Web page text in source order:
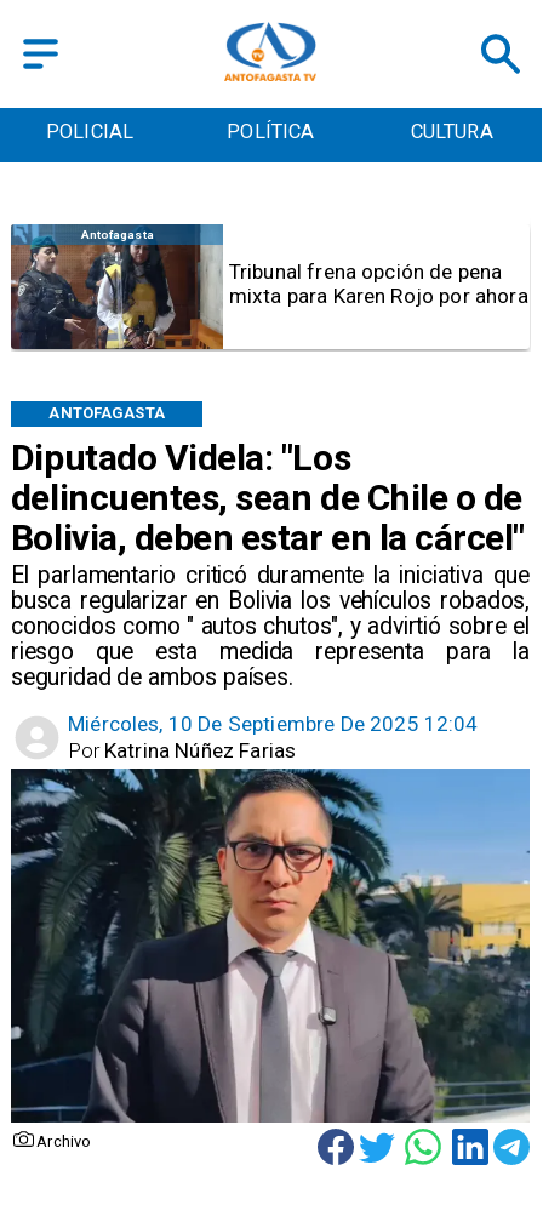
POLICIAL POLÍTICA CULTURA
Diputado Videla: "Los
delincuentes, sean de Chile o de
Bolivia, deben estar en la cárcel"
​El parlamentario criticó duramente la iniciativa que
busca regularizar en Bolivia los vehículos robados,
conocidos como " autos chutos", y advirtió sobre el
riesgo que esta medida representa para la
seguridad de ambos países.
ANTOFAGASTA
Miércoles, 10 De Septiembre De 2025 12:04
Katrina Núñez Farias
Por
Archivo
Antofagasta
Tribunal frena opción de pena
mixta para Karen Rojo por ahora